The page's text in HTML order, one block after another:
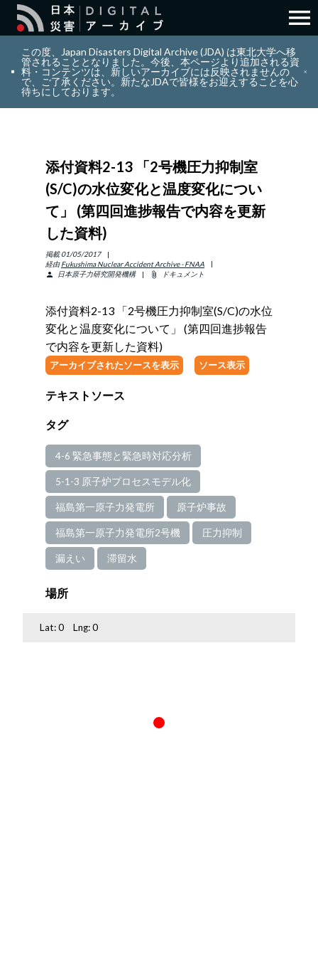
search 検索
layers コレクション
info_outline リソース
アバウト
ENGLISH 日本語
サインイン
menu
この度、Japan Disasters Digital Archive (JDA) は東北大学へ移
管されることとなりました。今後、本ページより追加される資
料・コンテンツは、新しいアーカイブには反映されませんの
で、ご了承ください。新たなJDAで皆様をお迎えすることを心
待ちにしております。
添付資料2-13 「2号機圧力抑制室
(S/C)の水位変化と温度変化につい
て」 (第四回進捗報告で内容を更新
した資料)
掲載 01/05/2017
経由 Fukushima Nuclear Accident Archive - FNAA
person
日本原子力研究開発機構 attach_file ドキュメント
添付資料2-13 「2号機圧力抑制室(S/C)の水位
変化と温度変化について」 (第四回進捗報告
で内容を更新した資料)
アーカイブされたソースを表示 ソース表示
テキストソース
タグ
4-6 緊急事態と緊急時対応分析
5-1-3 原子炉プロセスモデル化
福島第一原子力発電所 原子炉事故
福島第一原子力発電所2号機 圧力抑制
漏えい 滞留水
場所
Lat:0 Lng:0